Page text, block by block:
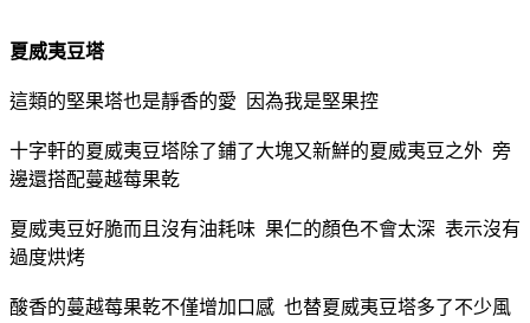
夏威夷豆塔
這類的堅果塔也是靜香的愛 因為我是堅果控
十字軒的夏威夷豆塔除了鋪了大塊又新鮮的夏威夷豆之外 旁
邊還搭配蔓越莓果乾
夏威夷豆好脆而且沒有油耗味 果仁的顏色不會太深 表示沒有
過度烘烤
酸香的蔓越莓果乾不僅增加口感 也替夏威夷豆塔多了不少風